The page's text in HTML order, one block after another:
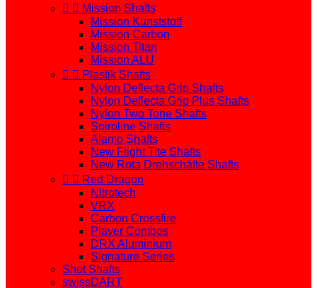
  Mission Shafts
Mission Kunststoff
Mission Carbon
Mission Titan
Mission ALU
  Plastik Shafts
Nylon Deflecta Grip Shafts
Nylon Deflecta Grip Plus Shafts
Nylon Two Tone Shafts
Spiroline Shafts
Alamo Shafts
New Flight Tite Shafts
New Rota Drehschäfte Shafts
  Red Dragon
Nitrotech
VRX
Carbon Crossfire
Player Combos
DRX Aluminium
Signature Series
Shot Shafts
swissDART